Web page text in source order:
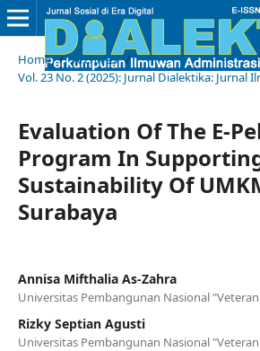
Home / Archives /
Vol. 23 No. 2 (2025): Jurnal Dialektika: Jurnal
Evaluation Of The E-
Program In
Sustainability Of
Surabaya
Annisa Mifthalia As-Zahra
Universitas Pembangunan Nasional
Rizky Septian Agusti
Universitas Pembangunan Nasional